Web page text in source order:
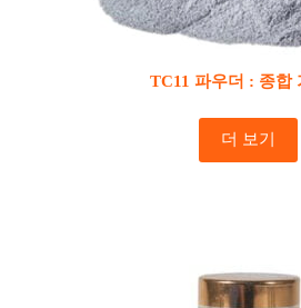
TC11 파우더 : 종합
더 보기